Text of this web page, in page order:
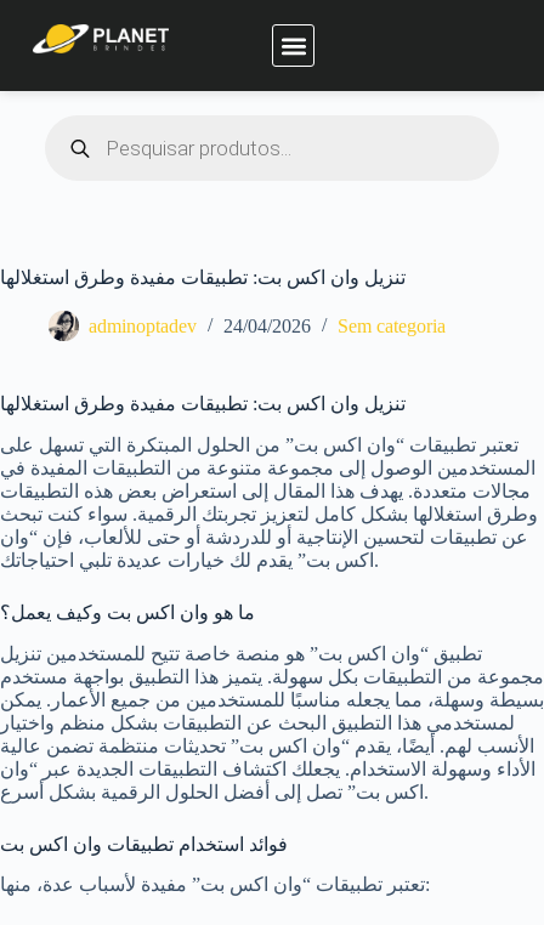
تنزيل وان اكس بت: تطبيقات مفيدة وطرق استغلالها
adminoptadev 24/04/2026 Sem categoria
تنزيل وان اكس بت: تطبيقات مفيدة وطرق استغلالها
تعتبر تطبيقات “وان اكس بت” من الحلول المبتكرة التي تسهل على
المستخدمين الوصول إلى مجموعة متنوعة من التطبيقات المفيدة في
مجالات متعددة. يهدف هذا المقال إلى استعراض بعض هذه التطبيقات
وطرق استغلالها بشكل كامل لتعزيز تجربتك الرقمية. سواء كنت تبحث
عن تطبيقات لتحسين الإنتاجية أو للدردشة أو حتى للألعاب، فإن “وان
اكس بت” يقدم لك خيارات عديدة تلبي احتياجاتك.
ما هو وان اكس بت وكيف يعمل؟
تطبيق “وان اكس بت” هو منصة خاصة تتيح للمستخدمين تنزيل
مجموعة من التطبيقات بكل سهولة. يتميز هذا التطبيق بواجهة مستخدم
بسيطة وسهلة، مما يجعله مناسبًا للمستخدمين من جميع الأعمار. يمكن
لمستخدمي هذا التطبيق البحث عن التطبيقات بشكل منظم واختيار
الأنسب لهم. أيضًا، يقدم “وان اكس بت” تحديثات منتظمة تضمن عالية
الأداء وسهولة الاستخدام. يجعلك اكتشاف التطبيقات الجديدة عبر “وان
اكس بت” تصل إلى أفضل الحلول الرقمية بشكل أسرع.
فوائد استخدام تطبيقات وان اكس بت
تعتبر تطبيقات “وان اكس بت” مفيدة لأسباب عدة، منها: